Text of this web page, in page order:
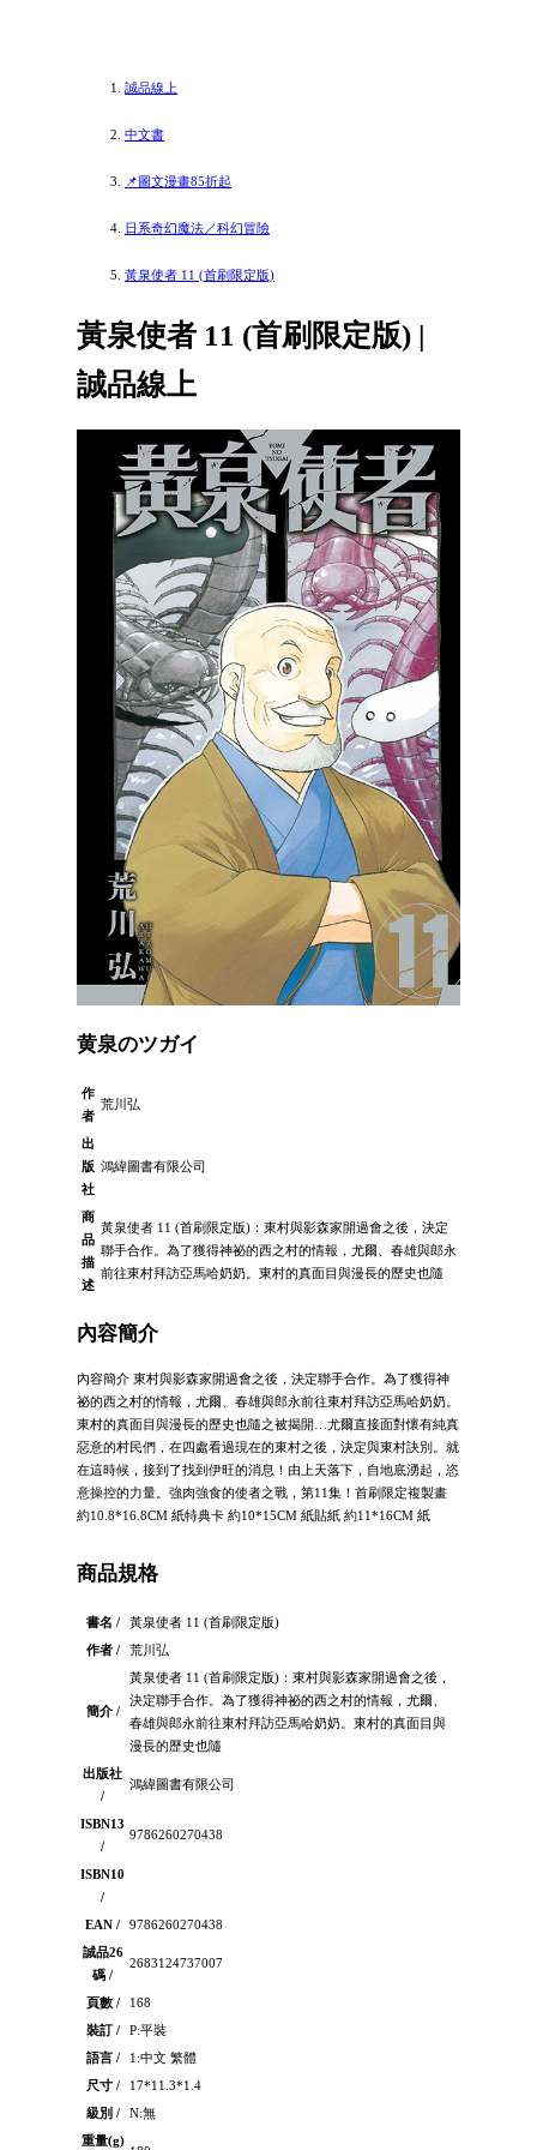
誠品線上
中文書
📌圖文漫畫85折起
日系奇幻魔法／科幻冒險
黃泉使者 11 (首刷限定版)
黃泉使者 11 (首刷限定版) |
誠品線上
黄泉のツガイ
作
者
荒川弘
出
版
社
鴻緯圖書有限公司
商
品
描
述
黃泉使者 11 (首刷限定版)：東村與影森家開過會之後，決定
聯手合作。為了獲得神祕的西之村的情報，尤爾、春雄與郎永
前往東村拜訪亞馬哈奶奶。東村的真面目與漫長的歷史也隨
內容簡介
內容簡介 東村與影森家開過會之後，決定聯手合作。為了獲得神
祕的西之村的情報，尤爾、春雄與郎永前往東村拜訪亞馬哈奶奶。
東村的真面目與漫長的歷史也隨之被揭開…尤爾直接面對懷有純真
惡意的村民們，在四處看過現在的東村之後，決定與東村訣別。就
在這時候，接到了找到伊旺的消息！由上天落下，自地底湧起，恣
意操控的力量。強肉強食的使者之戰，第11集！首刷限定複製畫
約10.8*16.8CM 紙特典卡 約10*15CM 紙貼紙 約11*16CM 紙
商品規格
書名 /
黃泉使者 11 (首刷限定版)
作者 /
荒川弘
簡介 /
黃泉使者 11 (首刷限定版)：東村與影森家開過會之後，
決定聯手合作。為了獲得神祕的西之村的情報，尤爾、
春雄與郎永前往東村拜訪亞馬哈奶奶。東村的真面目與
漫長的歷史也隨
出版社
/
鴻緯圖書有限公司
ISBN13
/
9786260270438
ISBN10
/
EAN /
9786260270438
誠品26
碼 /
2683124737007
頁數 /
168
裝訂 /
P:平裝
語言 /
1:中文 繁體
尺寸 /
17*11.3*1.4
級別 /
N:無
重量(g)